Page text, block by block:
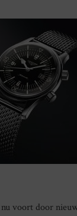
voort door